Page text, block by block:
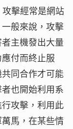
擊經常是網站
般來說，攻擊
主機發出大量
付而終止服
同合作才可能
也開始利用系
攻擊，利用此
馬，在某些情